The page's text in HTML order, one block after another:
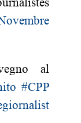
al
#CPP